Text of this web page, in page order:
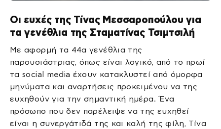
Οι ευχές της Τίνας Μεσσαροπούλου για
τα γενέθλια της Σταματίνας Τσιμτσιλή
Με αφορμή τα 44α γενέθλια της
παρουσιάστριας, όπως είναι λογικό, από το πρωί
τα social media έχουν κατακλυστεί από όμορφα
μηνύματα και αναρτήσεις προκειμένου να της
ευχηθούν για την σημαντική ημέρα. Ένα
πρόσωπο που δεν παρέλειψε να της ευχηθεί
είναι η συνεργάτιδά της και καλή της φίλη, Τίνα